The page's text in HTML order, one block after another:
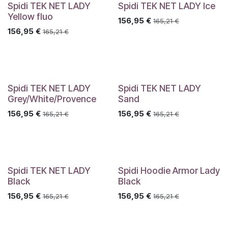
Spidi TEK NET LADY
Yellow fluo
156,95 € 165,21€
Spidi TEK NET LADY Ice
156,95€ 165,21€
Spidi TEK NET LADY
Grey/White/Provence
156,95 € 165,21€
Spidi TEK NET LADY
Sand
156,95€ 165,21€
Spidi TEK NET LADY
Black
156,95 € 165,21€
Spidi Hoodie Armor Lady
Black
156,95€ 165,21€